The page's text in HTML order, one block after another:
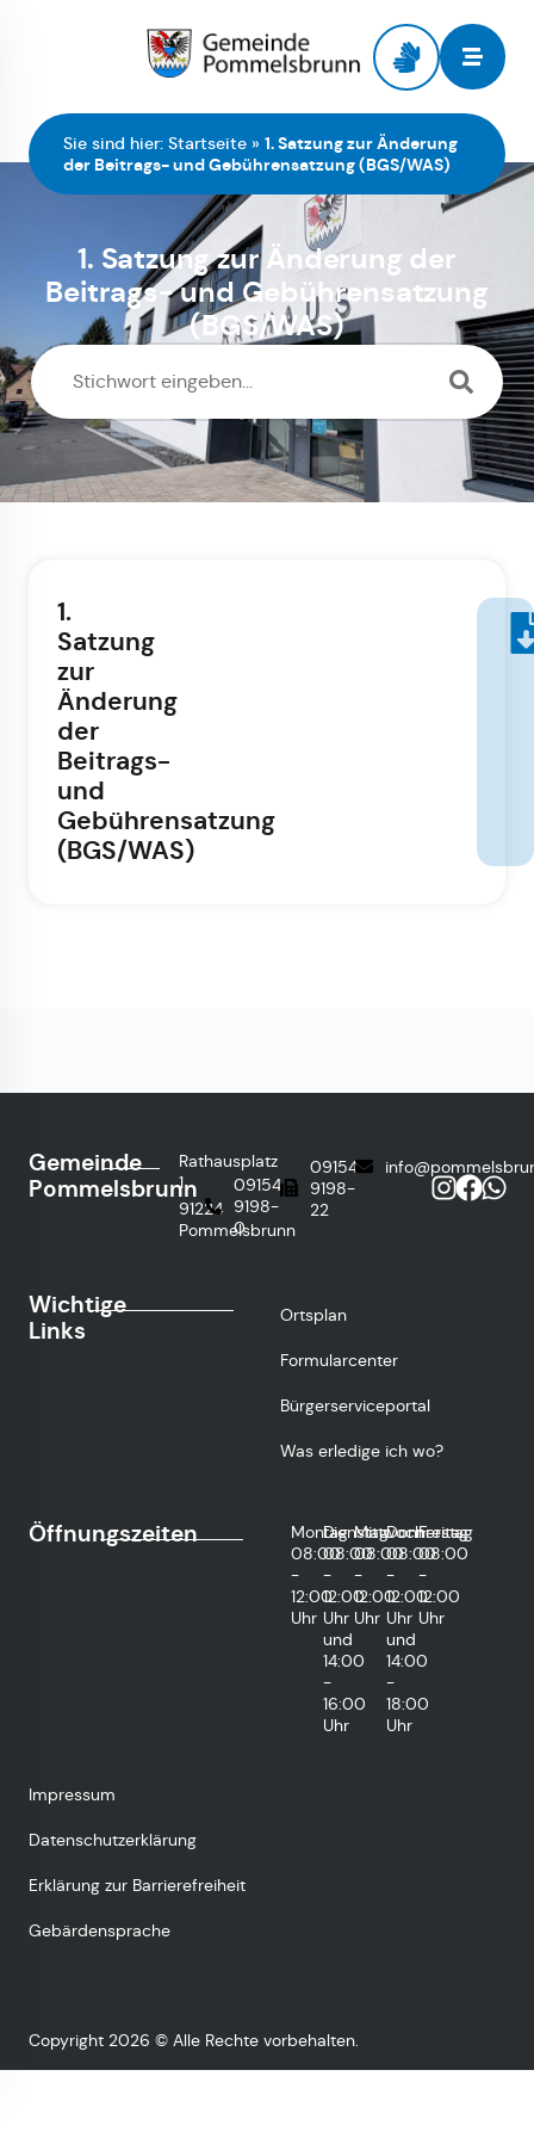
Sie sind hier: Startseite » 1. Satzung zur Änderung
der Beitrags- und Gebührensatzung (BGS/WAS)
1. Satzung zur Änderung der
Beitrags- und Gebührensatzung
(BGS/WAS)
1.
Satzung
zur
Änderung
der
Beitrags-
und
Gebührensatzung
(BGS/WAS)
Gemeinde
Pommelsbrunn
Rathausplatz
1
91224
Pommelsbrunn
09154
9198-
0
09154
9198-
22
Wichtige
Links
Ortsplan
Formularcenter
Bürgerserviceportal
Was erledige ich wo?
Öffnungszeiten
Montag
08:00
-
12:00
Uhr
Dienstag
08:00
-
12:00
Uhr
und
14:00
-
16:00
Uhr
Mittwoch
08:00
-
12:00
Uhr
Donnerstag
08:00
-
12:00
Uhr
und
14:00
-
18:00
Uhr
Freitag
08:00
-
12:00
Uhr
Impressum
Datenschutzerklärung
Erklärung zur Barrierefreiheit
Gebärdensprache
Copyright 2026 © Alle Rechte vorbehalten.